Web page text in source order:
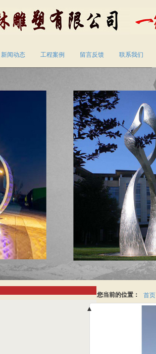
新闻动态 工程案例 留言反馈 联系我们
您当前的位置： 首页